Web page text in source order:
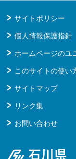
サイトポリシー
個人情報保護指針
ホームページのユ
このサイトの使い
サイトマップ
リンク集
お問い合わせ
石川県